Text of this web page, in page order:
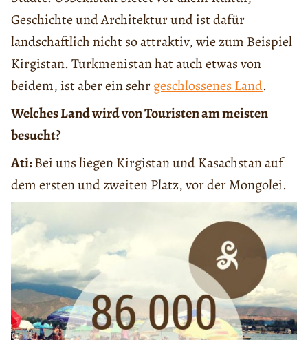
Geschichte und Architektur und ist dafür
landschaftlich nicht so attraktiv, wie zum Beispiel
Kirgistan. Turkmenistan hat auch etwas von
beidem, ist aber ein sehrgeschlossenes Land.
Welches Land wird von Touristen am meisten
besucht?
Ati:Bei uns liegen Kirgistan und Kasachstan auf
dem ersten und zweiten Platz, vor der Mongolei.